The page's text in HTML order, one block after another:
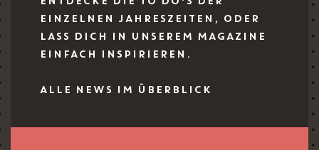
EINZELNEN JAHRESZEITEN, ODER
LASS DICH IN UNSEREM MAGAZINE
EINFACH INSPIRIEREN.
ALLE NEWS IM ÜBERBLICK